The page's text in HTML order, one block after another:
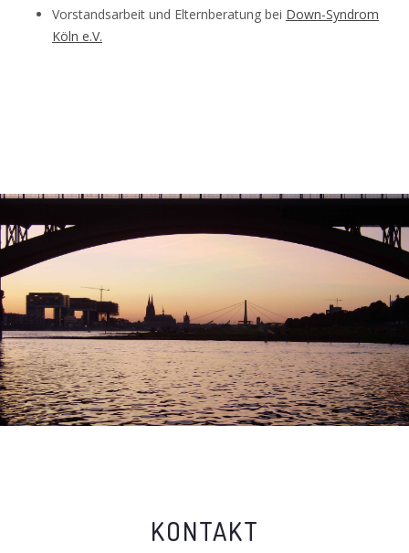
Vorstandsarbeit und Elternberatung bei Down-Syndrom
Köln e.V.
KONTAKT